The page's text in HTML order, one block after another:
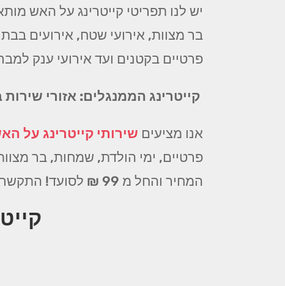
יש לנו תפריטי קייטרינג על האש
בר מצוות, אירועי שטח, אירועים
פרטיים בקטנים ועד אירועי ענק
קייטרינג הממנגלים: אזורי
אנו מציעים שירותי קייטרינג על
פרטיים, ימי הולדת, שמחות, בר
המחיר והחל מ 99 ₪ לסועד! התקשרו עוד היום!